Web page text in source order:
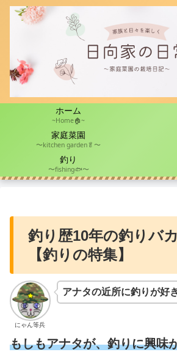
ホーム
~Home🏠~
家庭菜園
〜kitchen garden🥬〜
釣り
〜fishing🐟〜
釣り歴10年の釣りバ
【釣りの特集】
にゃん等兵
アナタの近所に釣りが好
もしもアナタが、釣りに興味